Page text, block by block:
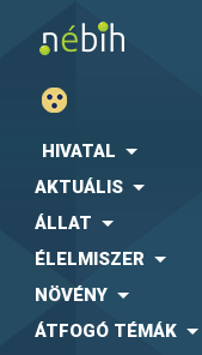
HIVATAL
AKTUÁLIS
ÁLLAT
ÉLELMISZER
NÖVÉNY
ÁTFOGÓ TÉMÁK